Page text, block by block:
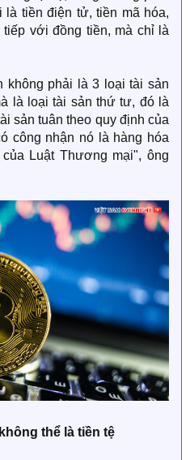
là tiền điện tử, tiền mã hóa,
với đồng tiền, mà chỉ là
không phải là 3 loại tài sản
là loại tài sản thứ tư, đó là
sản tuân theo quy định của
công nhận nó là hàng hóa
Luật Thương mại", ông
thể là tiền tệ